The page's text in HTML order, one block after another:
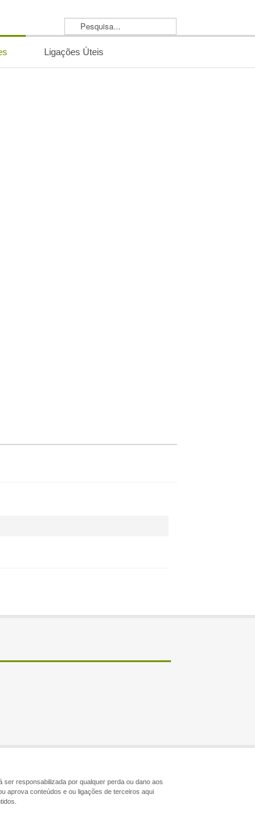
Pesquisa...
Ligações Úteis
responsabilizada por qualquer perda ou dano aos
aprova conteúdos e ou ligações de terceiros aqui